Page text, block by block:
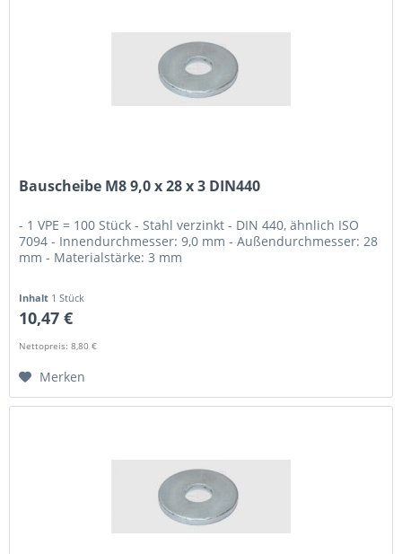
Bauscheibe M8 9,0 x 28 x 3 DIN440
- 1 VPE = 100 Stück - Stahl verzinkt - DIN 440, ähnlich ISO
7094 - Innendurchmesser: 9,0 mm - Außendurchmesser: 28
mm - Materialstärke: 3 mm
Inhalt 1 Stück
10,47 €
Nettopreis: 8,80 €
Merken